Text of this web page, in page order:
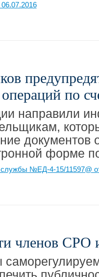
по
направили
документов
форме
№ЕД-4-15/11597@
членов СРО